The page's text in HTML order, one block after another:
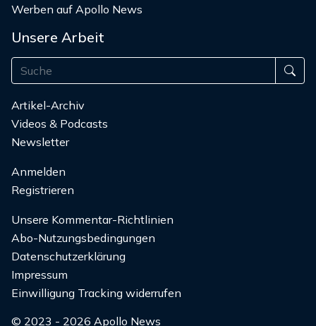
Werben auf Apollo News
Unsere Arbeit
Artikel-Archiv
Videos & Podcasts
Newsletter
Anmelden
Registrieren
Unsere Kommentar-Richtlinien
Abo-Nutzungsbedingungen
Datenschutzerklärung
Impressum
Einwilligung Tracking widerrufen
© 2023 - 2026 Apollo News